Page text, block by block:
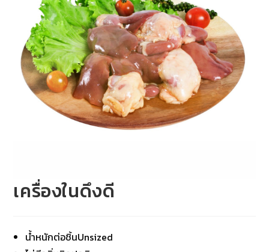
เครื่องในดึงดี
น้ำหนักต่อชิ้นUnsized